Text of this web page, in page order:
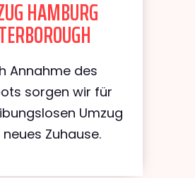
HAMBURG
Annahme des
sorgen wir für
Umzug
neues Zuhause.